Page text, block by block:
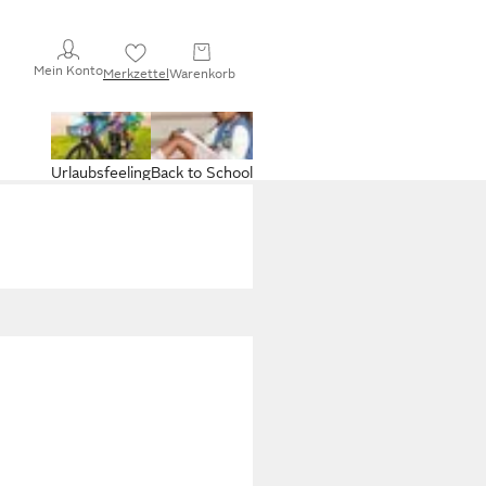
Mein KontoMerkzettelWarenkorb
Back to School
Urlaubsfeeling